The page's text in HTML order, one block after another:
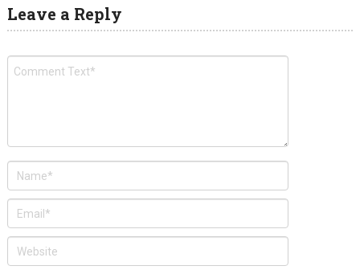
Leave a Reply